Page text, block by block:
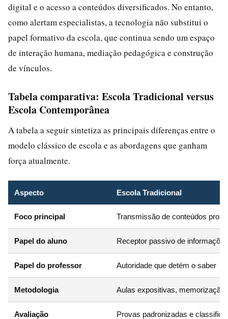
digital e o acesso a conteúdos diversificados. No entanto,
como alertam especialistas, a tecnologia não substitui o
papel formativo da escola, que continua sendo um espaço
de interação humana, mediação pedagógica e construção
de vínculos.
Tabela comparativa: Escola Tradicional versus
Escola Contemporânea
A tabela a seguir sintetiza as principais diferenças entre o
modelo clássico de escola e as abordagens que ganham
força atualmente.
Aspecto Escola Tradicional
Foco principal Transmissão de conteúdos
Papel do aluno Receptor passivo de informações
Papel do professor Autoridade que detém o saber
Metodologia Aulas expositivas, memorização
Avaliação Provas padronizadas e